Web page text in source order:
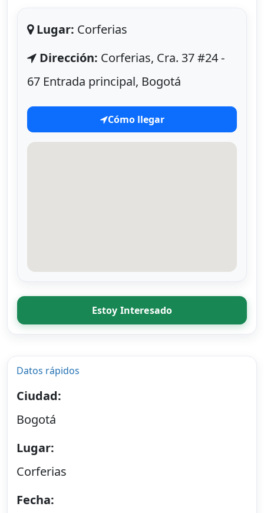
Lugar: Corferias
Dirección: Corferias, Cra. 37 #24 -
67 Entrada principal, Bogotá
Cómo llegar
Estoy Interesado
Datos rápidos
Ciudad:
Bogotá
Lugar:
Corferias
Fecha: